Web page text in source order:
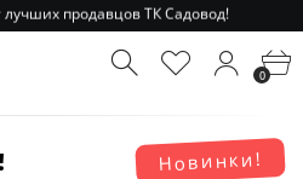
1-3 дняпо РФ и МСК!
лучших продавцов ТК Садовод!
0
Новинки!